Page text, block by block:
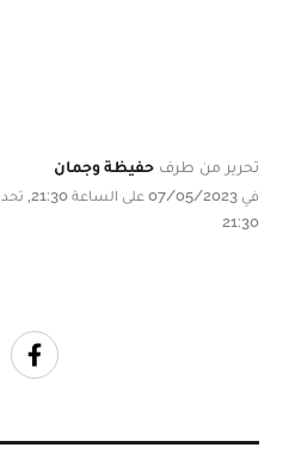
تحرير من طرف حفيظة وجمان
21:30